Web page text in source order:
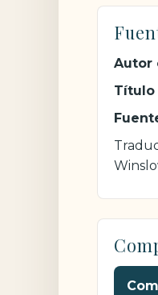
Autor
Título